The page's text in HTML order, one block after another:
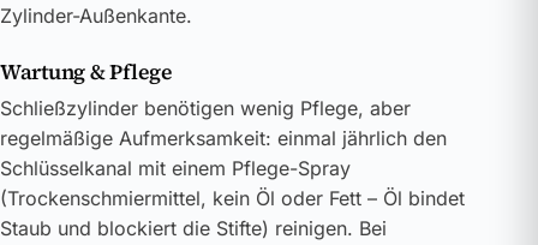
Zylinder-Außenkante.
Wartung & Pflege
Schließzylinder benötigen wenig Pflege, aber
regelmäßige Aufmerksamkeit: einmal jährlich den
Schlüsselkanal mit einem Pflege-Spray
(Trockenschmiermittel, kein Öl oder Fett – Öl bindet
Staub und blockiert die Stifte) reinigen. Bei